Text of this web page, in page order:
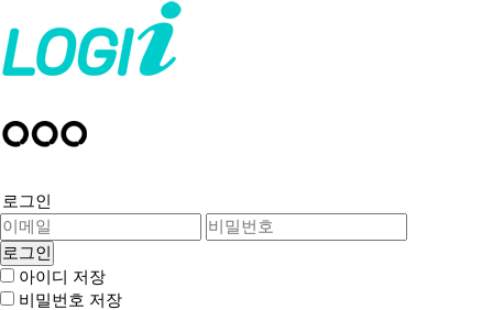
로그인
아이디 저장
비밀번호 저장